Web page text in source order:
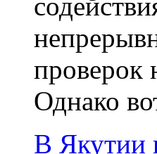
проверок
Однако
В Якутии